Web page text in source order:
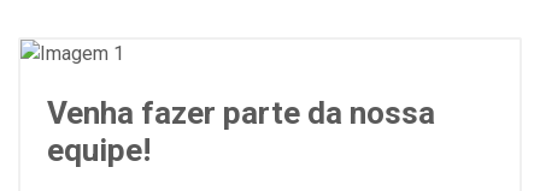
Venha fazer parte da nossa
equipe!